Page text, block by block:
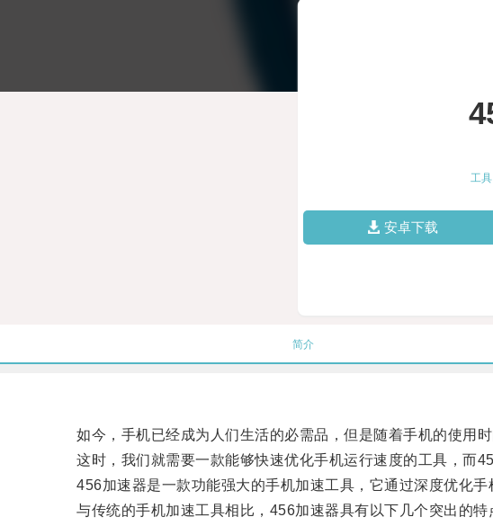
工具
安卓下载
简介
如今，手机已经成为人们生活的必需品，但是随着手机的使用时
这时，我们就需要一款能够快速优化手机运行速度的工具，而
456加速器是一款功能强大的手机加速工具，它通过深度优化手
与传统的手机加速工具相比，456加速器具有以下几个突出的特